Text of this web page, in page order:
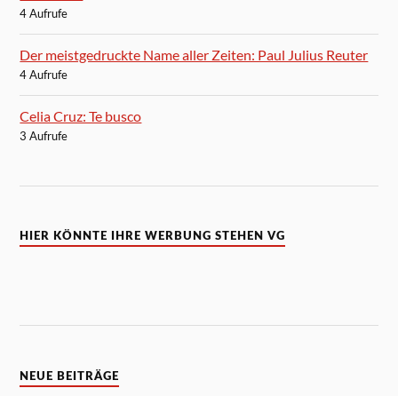
4 Aufrufe
Der meistgedruckte Name aller Zeiten: Paul Julius Reuter
4 Aufrufe
Celia Cruz: Te busco
3 Aufrufe
HIER KÖNNTE IHRE WERBUNG STEHEN VG
NEUE BEITRÄGE